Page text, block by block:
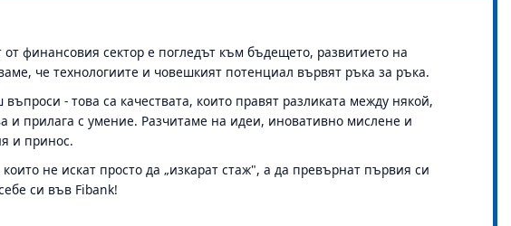
финансовия сектор е погледът към бъдещето, развитието на
че технологиите и човешкият потенциал вървят ръка за ръка.
- това са качествата, които правят разликата между някой,
и прилага с умение. Разчитаме на идеи, иновативно мислене и
и принос.
не искат просто да „изкарат стаж", а да превърнат първия си
си във Fibank!